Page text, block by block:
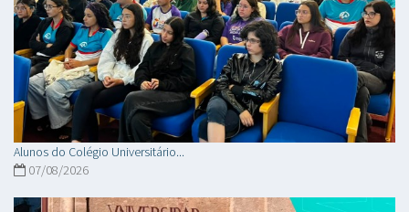
Alunos do Colégio Universitário...
07/08/2026